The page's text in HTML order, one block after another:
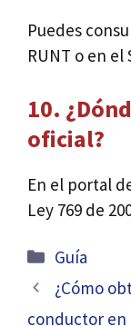
Puedes
RUNT o en el
10.
oficial?
En el portal
Ley 769 de
Categorías
Guía
¿Cómo
conductor en